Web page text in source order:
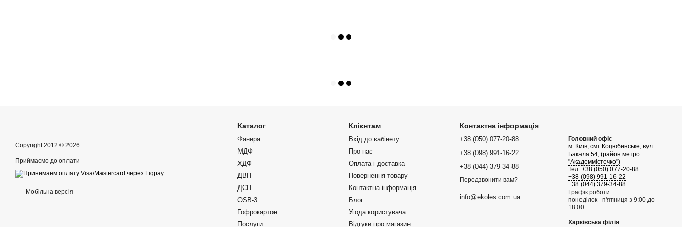
Copyright 2012 © 2026
Приймаємо до оплати
Мобільна версія
Каталог
Фанера
МДФ
ХДФ
ДВП
ДСП
OSB-3
Гофрокартон
Послуги
Клієнтам
Вхід до кабінету
Про нас
Оплата і доставка
Повернення товару
Контактна інформація
Блог
Угода користувача
Відгуки про магазин
Контактна інформація
+38 (050) 077-20-88
+38 (098) 991-16-22
+38 (044) 379-34-88
Передзвонити вам?
info@ekoles.com.ua
Головний офіс
м. Київ, смт Коцюбинське, вул.
Бакала 54, (район метро
"Академмістечко")
Тел: +38 (050) 077-20-88
+38 (098) 991-16-22
+38 (044) 379-34-88
Графік роботи:
понеділок - п'ятниця з 9:00 до
18:00
Харківська філія